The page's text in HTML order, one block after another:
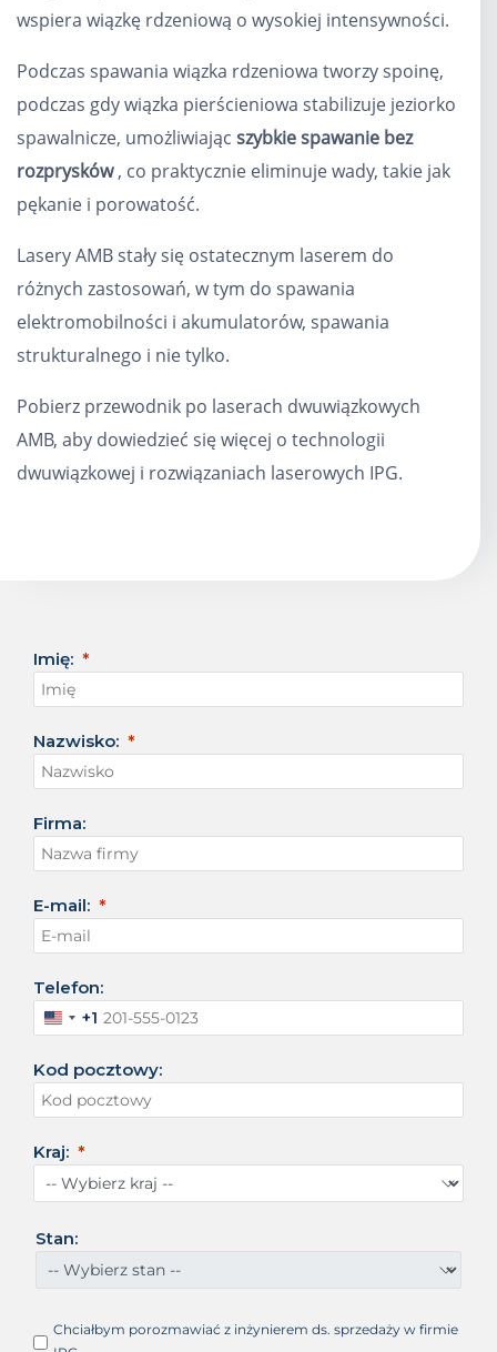
wspiera wiązkę rdzeniową o wysokiej intensywności.
Podczas spawania wiązka rdzeniowa tworzy spoinę,
podczas gdy wiązka pierścieniowa stabilizuje jeziorko
spawalnicze, umożliwiając szybkie spawanie bez
rozprysków, co praktycznie eliminuje wady, takie jak
pękanie i porowatość.
Lasery AMB stały się ostatecznym laserem do
różnych zastosowań, w tym do spawania
elektromobilności i akumulatorów, spawania
strukturalnego i nie tylko.
Pobierz przewodnik po laserach dwuwiązkowych
AMB, aby dowiedzieć się więcej o technologii
dwuwiązkowej i rozwiązaniach laserowych IPG.
Imię:
Nazwisko:
Firma:
E-mail:
Telefon:
S
a
n
y
j
e
n
c
o
+1
Kod pocztowy:
Kraj:
Stan:
Chciałbym porozmawiać z inżynierem ds. sprzedaży w firmie